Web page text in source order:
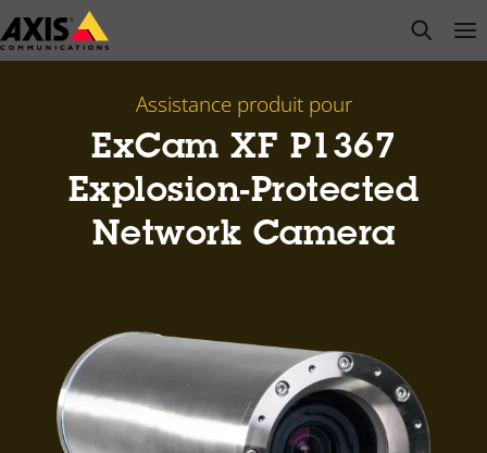
Passer
au
open
Assistance produit pour
ExCam XF P1367
Explosion-Protected
Network Camera